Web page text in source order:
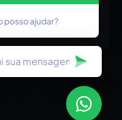
posso ajudar?